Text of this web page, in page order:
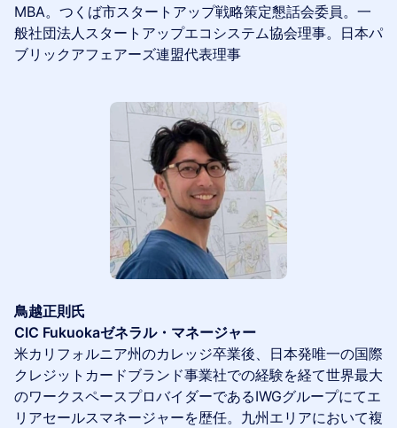
MBA。つくば市スタートアップ戦略策定懇話会委員。一
般社団法人スタートアップエコシステム協会理事。日本パ
ブリックアフェアーズ連盟代表理事
鳥越正則氏
CIC Fukuokaゼネラル・マネージャー
米カリフォルニア州のカレッジ卒業後、日本発唯一の国際
クレジットカードブランド事業社での経験を経て世界最大
のワークスペースプロバイダーであるIWGグループにてエ
リアセールスマネージャーを歴任。九州エリアにおいて複